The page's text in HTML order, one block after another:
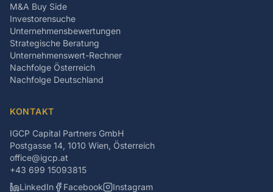
M&A Buy Side
Investorensuche
Unternehmensbewertungen
Strategische Beratung
Unternehmenswert-Rechner
Nachfolge Österreich
Nachfolge Deutschland
KONTAKT
IGCP Capital Partners GmbH
Postgasse 14, 1010 Wien, Österreich
office@igcp.at
+43 699 15093815
LinkedIn
Facebook Instagram